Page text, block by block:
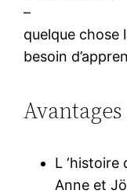
–
quelque chose
besoin
Avantages
L ‘histoire
Anne et